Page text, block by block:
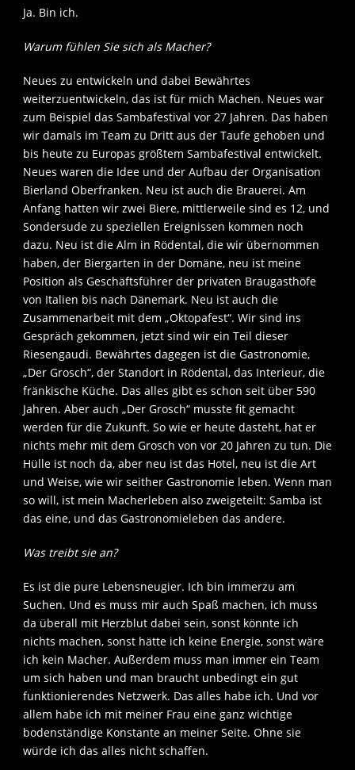
Ja. Bin ich.
Warum fühlen Sie sich als Macher?
Neues zu entwickeln und dabei Bewährtes
weiterzuentwickeln, das ist für mich Machen. Neues war
zum Beispiel das Sambafestival vor 27 Jahren. Das haben
wir damals im Team zu Dritt aus der Taufe gehoben und
bis heute zu Europas größtem Sambafestival entwickelt.
Neues waren die Idee und der Aufbau der Organisation
Bierland Oberfranken. Neu ist auch die Brauerei. Am
Anfang hatten wir zwei Biere, mittlerweile sind es 12, und
Sondersude zu speziellen Ereignissen kommen noch
dazu. Neu ist die Alm in Rödental, die wir übernommen
haben, der Biergarten in der Domäne, neu ist meine
Position als Geschäftsführer der privaten Braugasthöfe
von Italien bis nach Dänemark. Neu ist auch die
Zusammenarbeit mit dem „Oktopafest“. Wir sind ins
Gespräch gekommen, jetzt sind wir ein Teil dieser
Riesengaudi. Bewährtes dagegen ist die Gastronomie,
„Der Grosch“, der Standort in Rödental, das Interieur, die
fränkische Küche. Das alles gibt es schon seit über 590
Jahren. Aber auch „Der Grosch“ musste fit gemacht
werden für die Zukunft. So wie er heute dasteht, hat er
nichts mehr mit dem Grosch von vor 20 Jahren zu tun. Die
Hülle ist noch da, aber neu ist das Hotel, neu ist die Art
und Weise, wie wir seither Gastronomie leben. Wenn man
so will, ist mein Macherleben also zweigeteilt: Samba ist
das eine, und das Gastronomieleben das andere.
Was treibt sie an?
Es ist die pure Lebensneugier. Ich bin immerzu am
Suchen. Und es muss mir auch Spaß machen, ich muss
da überall mit Herzblut dabei sein, sonst könnte ich
nichts machen, sonst hätte ich keine Energie, sonst wäre
ich kein Macher. Außerdem muss man immer ein Team
um sich haben und man braucht unbedingt ein gut
funktionierendes Netzwerk. Das alles habe ich. Und vor
allem habe ich mit meiner Frau eine ganz wichtige
bodenständige Konstante an meiner Seite. Ohne sie
würde ich das alles nicht schaffen.